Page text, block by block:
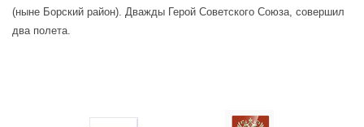
(ныне Борский район). Дважды Герой Советского Союза, совершил
два полета.